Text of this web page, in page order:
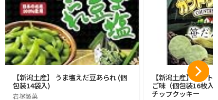
【新潟土産】 うま塩えだ豆あられ (個
包装14袋入)
岩塚製菓
【新潟土産】カント
ご味（個包装16枚
チップクッキー